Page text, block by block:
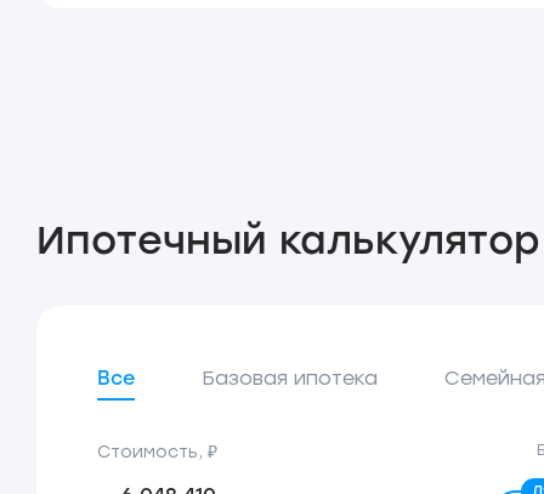
Ипотечный калькулятор
Все Базовая ипотека
Стоимость, ₽